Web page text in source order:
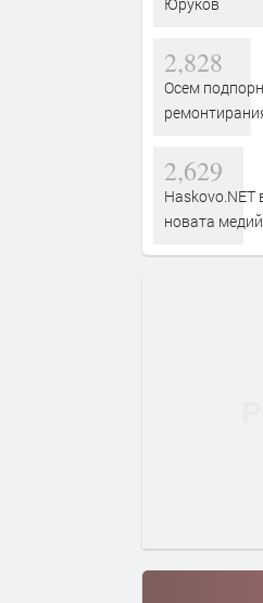
2,828
Осем
2,629
Haskovo.NET
новата